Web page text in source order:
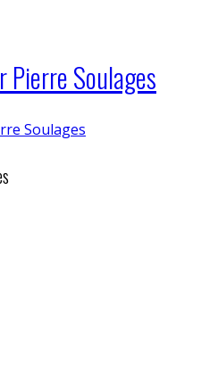
Pierre Soulages